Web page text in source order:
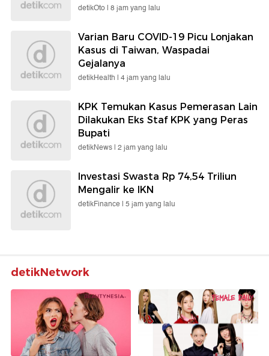
detikOto | 8 jam yang lalu
Varian Baru COVID-19 Picu Lonjakan
Kasus di Taiwan, Waspadai
Gejalanya
detikHealth | 4 jam yang lalu
KPK Temukan Kasus Pemerasan Lain
Dilakukan Eks Staf KPK yang Peras
Bupati
detikNews | 2 jam yang lalu
Investasi Swasta Rp 74,54 Triliun
Mengalir ke IKN
detikFinance | 5 jam yang lalu
detikNetwork